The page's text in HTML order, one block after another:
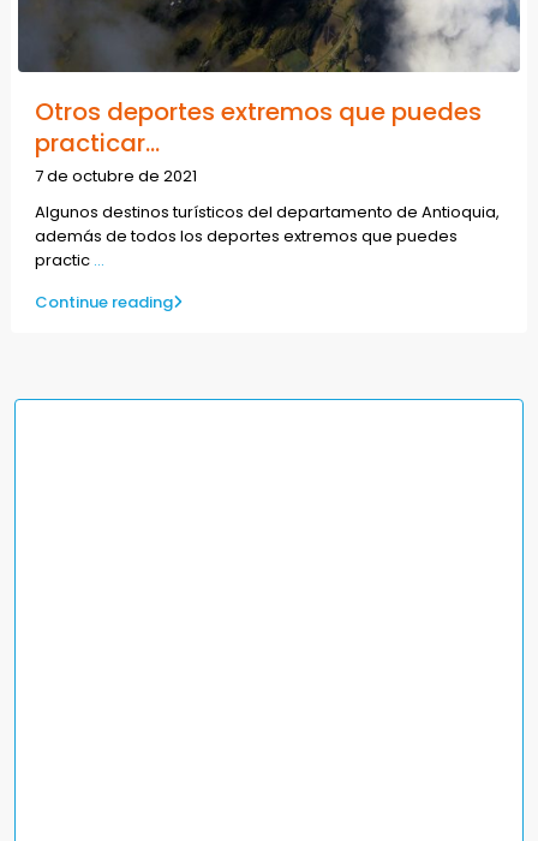
Otros deportes extremos que puedes
practicar...
7 de octubre de 2021
Algunos destinos turísticos del departamento de Antioquia,
además de todos los deportes extremos que puedes
practic ...
Continue reading